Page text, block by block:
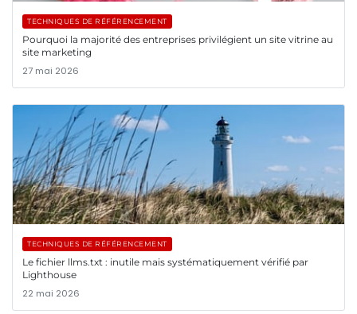
TECHNIQUES DE RÉFÉRENCEMENT
Pourquoi la majorité des entreprises privilégient un site vitrine au
site marketing
27 mai 2026
TECHNIQUES DE RÉFÉRENCEMENT
Le fichier llms.txt : inutile mais systématiquement vérifié par
Lighthouse
22 mai 2026